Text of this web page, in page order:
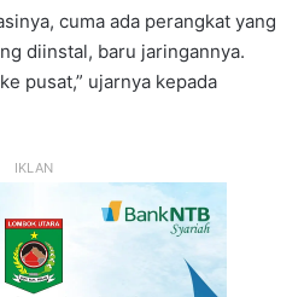
cuma ada perangkat yang
diinstal, baru jaringannya.
pusat,” ujarnya kepada
IKLAN